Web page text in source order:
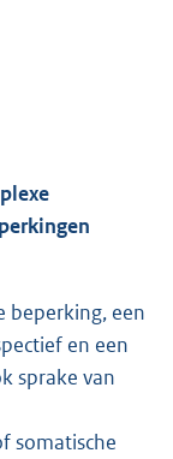
beperking, een
en een
sprake van
somatische